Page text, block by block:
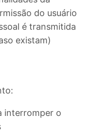
do usuário
é transmitida
existam)
interromper o